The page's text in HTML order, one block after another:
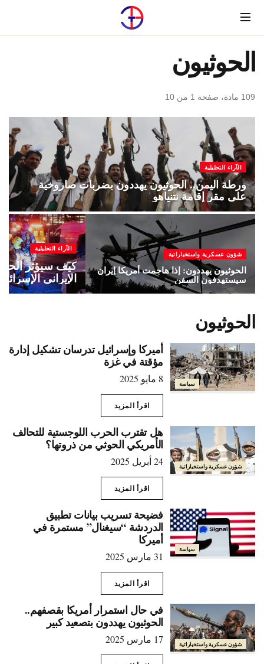
Menu
الحوثيون
109 مادة، صفحة 1 من 10
الآراء التحليلية
ورطة اليمن.. الحوثيون يهددون بضربات صاروخية
على مقر إقامة نتنياهو
شؤون عسكرية واستخباراتية
الحوثيون يهددون: إذا هاجمت أمريكا إيران
سيستهدفون السفن
الآراء التحليلية
كيف سيؤثر
الإيراني
الحوثيون
سياسة
أميركا وإسرائيل تدرسان تشكيل إدارة
مؤقتة في غزة
8 مايو 2025
اقرأ المزيد
شؤون عسكرية واستخباراتية
هل تقترب الحرب اللوجستية للتحالف
الأمريكي الحوثي من ذروتها؟
24 أبريل 2025
اقرأ المزيد
سياسة
فضيحة تسريب بيانات تطبيق
الدردشة “سيغنال” مستمرة في
أميركا
31 مارس 2025
اقرأ المزيد
شؤون عسكرية واستخباراتية
في حال استمرار أمريكا بقصفهم..
الحوثيون يهددون بتصعيد كبير
17 مارس 2025